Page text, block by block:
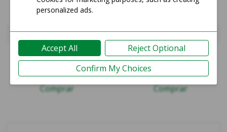
iPhone 14
Guía
Comprar
iPhone 15 Pro
Guía
Comprar